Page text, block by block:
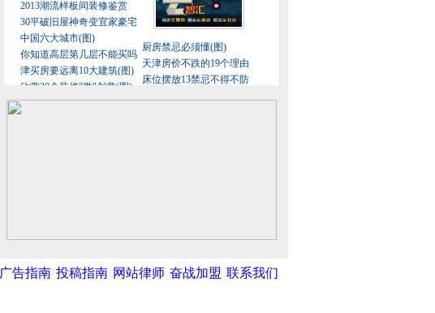
广告指南 投稿指南 网站律师 奋战加盟 联系我们